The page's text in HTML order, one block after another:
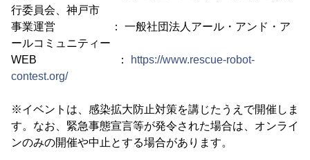
行委員会、神戸市
事業運営 ： 一般社団法人アール・アンド・ア
ールコミュニティー
WEB ：
https://www.rescue-robot-
contest.org/
※イベントは、感染拡大防止対策を講じたうえで開催しま
す。なお、緊急事態宣言等が発令された場合は、オンライ
ンのみの開催や中止とする場合があります。